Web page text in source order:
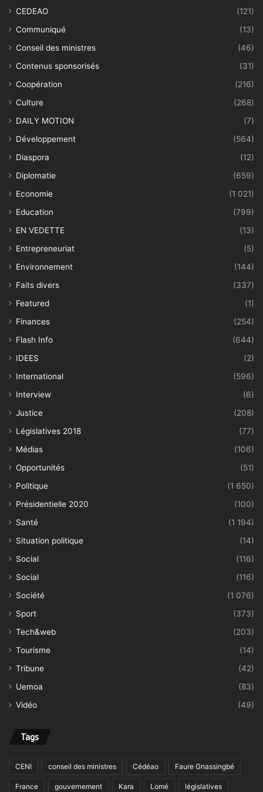
CEDEAO
(121)
Communiqué
(13)
Conseil des ministres
(46)
Contenus sponsorisés
(31)
Coopération
(216)
Culture
(268)
DAILY MOTION
(7)
Développement
(564)
Diaspora
(12)
Diplomatie
(659)
Economie
(1 021)
Education
(799)
EN VEDETTE
(13)
Entrepreneuriat
(5)
Environnement
(144)
Faits divers
(337)
Featured
(1)
Finances
(254)
Flash Info
(644)
IDEES
(2)
International
(596)
Interview
(6)
Justice
(208)
Législatives 2018
(77)
Médias
(106)
Opportunités
(51)
Politique
(1 650)
Présidentielle 2020
(100)
Santé
(1 194)
Situation politique
(14)
Social
(116)
Social
(116)
Société
(1 076)
Sport
(373)
Tech&web
(203)
Tourisme
(14)
Tribune
(42)
Uemoa
(83)
Vidéo
(49)
Tags
CENI conseil des ministres Cédéao Faure Gnassingbé
France gouvernement Kara Lomé législatives